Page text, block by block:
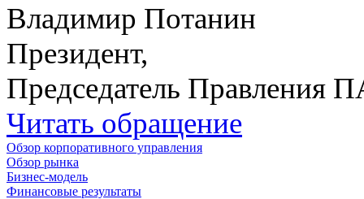
Владимир Потанин
Президент,
Председатель Правления
Читать обращение
Обзор корпоративного управления
Обзор рынка
Бизнес-модель
Финансовые результаты